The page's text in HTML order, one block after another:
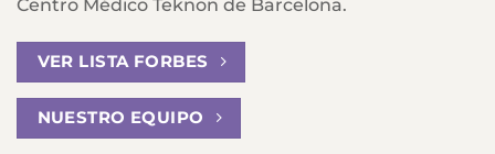
Centro Médico Teknon de Barcelona.
VER LISTA FORBES
NUESTRO EQUIPO